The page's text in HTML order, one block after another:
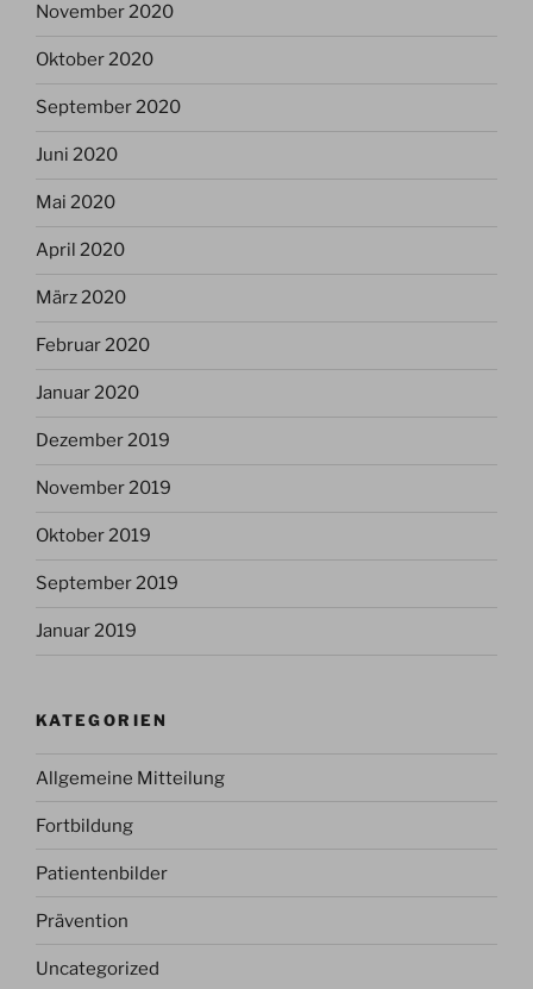
November 2020
Oktober 2020
September 2020
Juni 2020
Mai 2020
April 2020
März 2020
Februar 2020
Januar 2020
Dezember 2019
November 2019
Oktober 2019
September 2019
Januar 2019
KATEGORIEN
Allgemeine Mitteilung
Fortbildung
Patientenbilder
Prävention
Uncategorized